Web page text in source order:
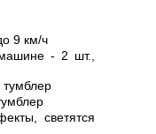
9 км/ч
- 2 шт.,
тумблер
светятся